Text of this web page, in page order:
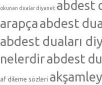
okunan dualar diyanet abdest
arapçaabdest
abdest duaları
nelerdirabdest
af dileme sözleri